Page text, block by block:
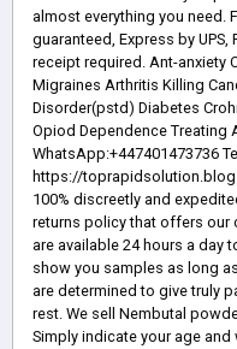
almost everything you need.
guaranteed, Express by UPS,
receipt required. Ant-anxiety
Migraines Arthritis Killing
Disorder(pstd) Diabetes
Opiod Dependence Treating
WhatsApp:+447401473736
https://
100% discreetly and
returns policy that offers our
are available 24 hours a day
show you samples as long
are determined to give truly
rest. We sell Nembutal
Simply indicate your age